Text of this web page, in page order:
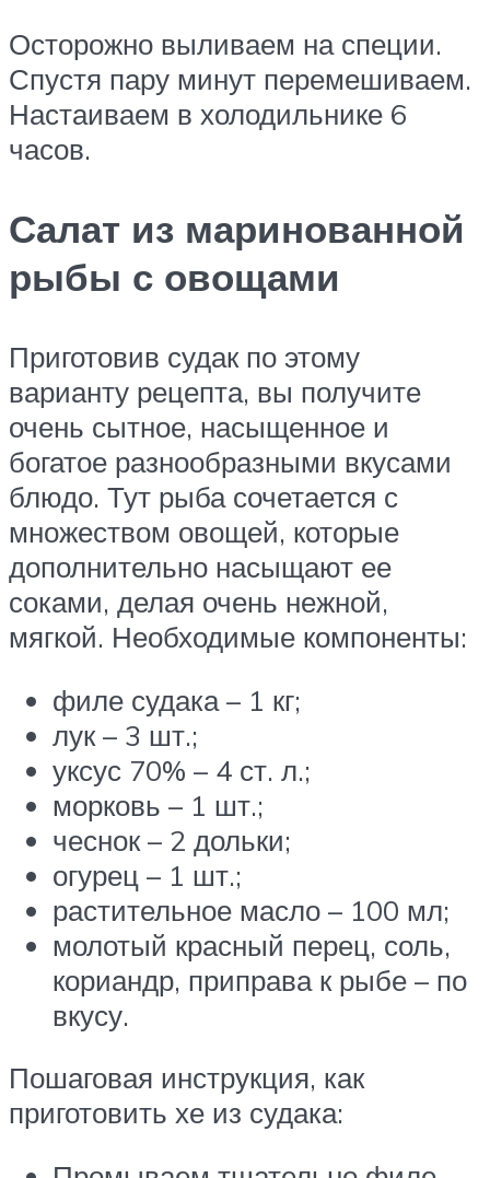
Осторожно выливаем на специи.
Спустя пару минут перемешиваем.
Настаиваем в холодильнике 6
часов.
Салат из маринованной
рыбы с овощами
Приготовив судак по этому
варианту рецепта, вы получите
очень сытное, насыщенное и
богатое разнообразными вкусами
блюдо. Тут рыба сочетается с
множеством овощей, которые
дополнительно насыщают ее
соками, делая очень нежной,
мягкой. Необходимые компоненты:
филе судака – 1 кг;
лук – 3 шт.;
уксус 70% – 4 ст. л.;
морковь – 1 шт.;
чеснок – 2 дольки;
огурец – 1 шт.;
растительное масло – 100 мл;
молотый красный перец, соль,
кориандр, приправа к рыбе – по
вкусу.
Пошаговая инструкция, как
приготовить хе из судака: